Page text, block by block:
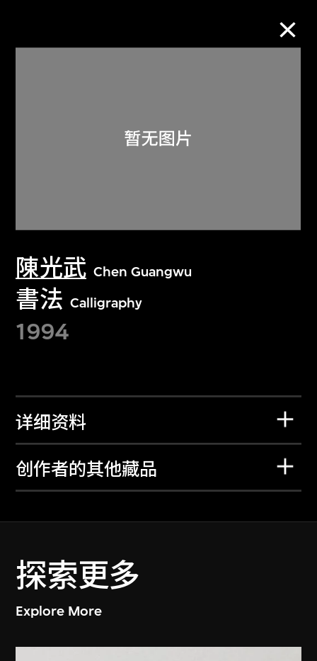
陳光武 Chen Guangwu
書法 Calligraphy
1994
详细资料
创作者的其他藏品
探索更多
Explore More
关于M+藏品
探索世界顶级的二十及二十一世纪视觉
文化藏品。